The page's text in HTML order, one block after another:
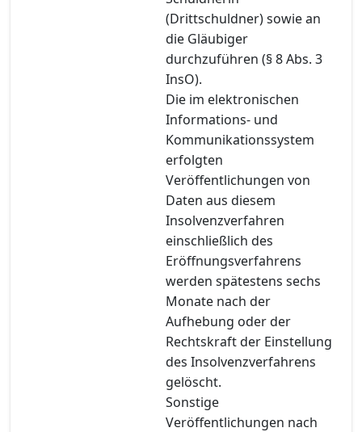
(Drittschuldner) sowie an
die Gläubiger
durchzuführen (§ 8 Abs. 3
InsO).
Die im elektronischen
Informations- und
Kommunikationssystem
erfolgten
Veröffentlichungen von
Daten aus diesem
Insolvenzverfahren
einschließlich des
Eröffnungsverfahrens
werden spätestens sechs
Monate nach der
Aufhebung oder der
Rechtskraft der Einstellung
des Insolvenzverfahrens
gelöscht.
Sonstige
Veröffentlichungen nach